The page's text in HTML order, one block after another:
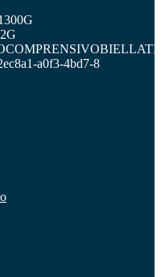
a0f3-4bd7-8